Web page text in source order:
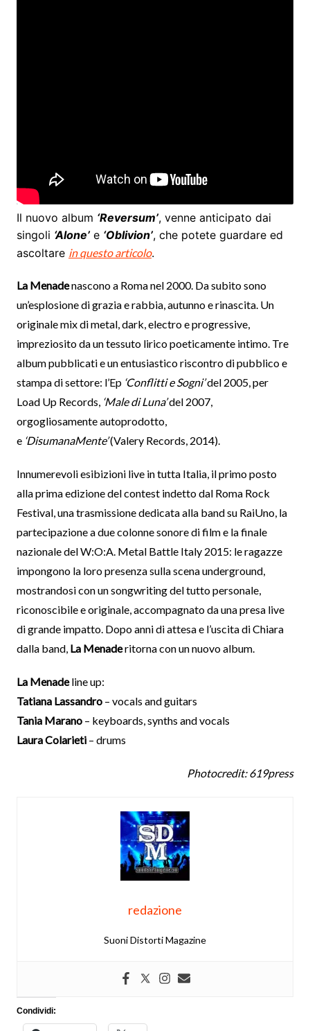
Il nuovo album ‘Reversum’, venne anticipato dai
singoli ‘Alone’e ‘Oblivion’, che potete guardare ed
ascoltare in questo articolo.
La Menadenascono a Roma nel 2000. Da subito sono
un’esplosione di grazia e rabbia, autunno e rinascita. Un
originale mix di metal, dark, electro e progressive,
impreziosito da un tessuto lirico poeticamente intimo. Tre
album pubblicati e un entusiastico riscontro di pubblico e
stampa di settore: l’Ep ‘Conflitti e Sogni’del 2005, per
Load Up Records, ‘Male di Luna’del 2007,
orgogliosamente autoprodotto,
e ‘DisumanaMente’(Valery Records, 2014).
Innumerevoli esibizioni live in tutta Italia, il primo posto
alla prima edizione del contest indetto dal Roma Rock
Festival, una trasmissione dedicata alla band su RaiUno, la
partecipazione a due colonne sonore di film e la finale
nazionale del W:O:A. Metal Battle Italy 2015: le ragazze
impongono la loro presenza sulla scena underground,
mostrandosi con un songwriting del tutto personale,
riconoscibile e originale, accompagnato da una presa live
di grande impatto. Dopo anni di attesa e l’uscita di Chiara
dalla band, La Menaderitorna con un nuovo album.
La Menadeline up:
Tatiana Lassandro– vocals and guitars
Tania Marano– keyboards, synths and vocals
Laura Colarieti– drums
Photocredit: 619press
redazione
Suoni Distorti Magazine
Condividi: